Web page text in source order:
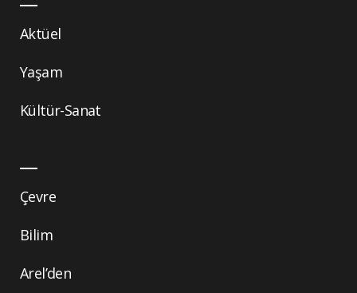
Aktüel
Yaşam
Kültür-Sanat
Çevre
Bilim
Arel’den